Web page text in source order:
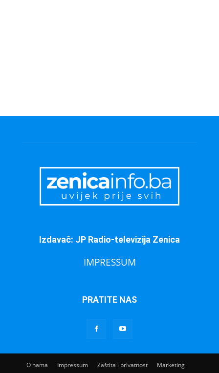
Izdavač: JP Radio-televizija Zenica
IMPRESSUM
PRATITE NAS
O nama Impressum Zaštita i privatnost
Marketing